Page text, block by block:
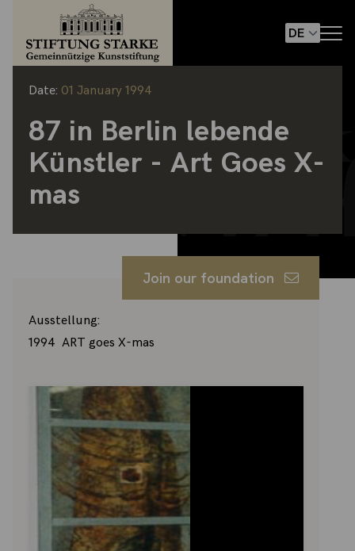
Date: 01 January 1994
87 in Berlin lebende
Künstler - Art Goes X-
mas
Join our foundation
Ausstellung:
1994 ART goes X-mas